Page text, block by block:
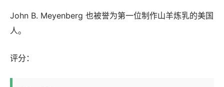
John B. Meyenberg 也被誉为第一位制作山羊炼乳的美国
人。
评分：